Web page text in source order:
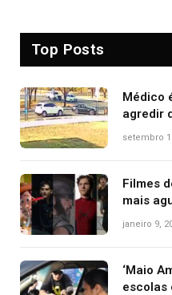
Top Posts
Médico
agredir
setembro
Filmes
mais
janeiro 9,
‘Maio
escolas